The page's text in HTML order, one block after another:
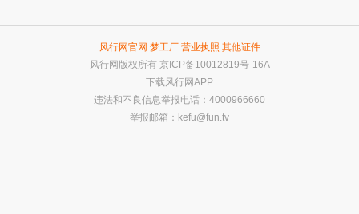
风行网官网 梦工厂 营业执照 其他证件
风行网版权所有 京ICP备10012819号-16A
下载风行网APP
违法和不良信息举报电话：4000966660
举报邮箱： kefu@fun.tv